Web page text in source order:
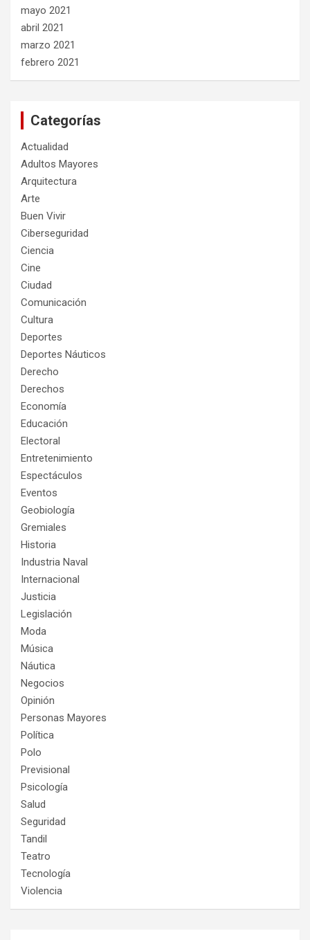
mayo 2021
abril 2021
marzo 2021
febrero 2021
Categorías
Actualidad
Adultos Mayores
Arquitectura
Arte
Buen Vivir
Ciberseguridad
Ciencia
Cine
Ciudad
Comunicación
Cultura
Deportes
Deportes Náuticos
Derecho
Derechos
Economía
Educación
Electoral
Entretenimiento
Espectáculos
Eventos
Geobiología
Gremiales
Historia
Industria Naval
Internacional
Justicia
Legislación
Moda
Música
Náutica
Negocios
Opinión
Personas Mayores
Política
Polo
Previsional
Psicología
Salud
Seguridad
Tandil
Teatro
Tecnología
Violencia